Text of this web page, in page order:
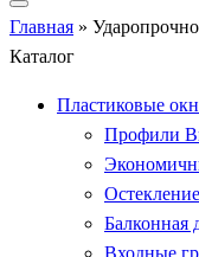
Главная »
Каталог
Пластиковые
Профили
Балконная
Входные